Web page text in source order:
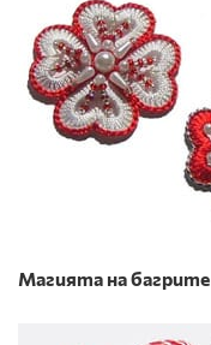
Магията на багрите